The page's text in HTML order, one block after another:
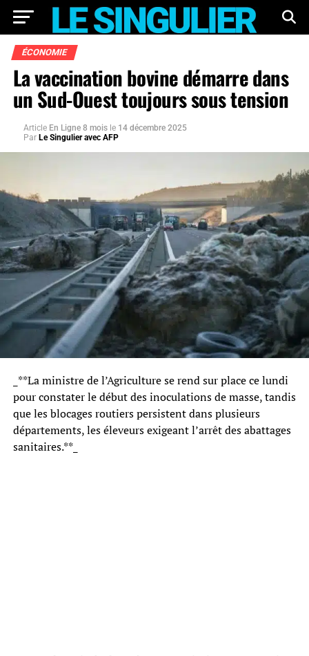
ÉCONOMIE
La vaccination bovine démarre dans
un Sud-Ouest toujours sous tension
Article En Ligne 8 mois le 14 décembre 2025
Par Le Singulier avec AFP
_**La ministre de l’Agriculture se rend sur place ce lundi
pour constater le début des inoculations de masse, tandis
que les blocages routiers persistent dans plusieurs
départements, les éleveurs exigeant l’arrêt des abattages
sanitaires.**_